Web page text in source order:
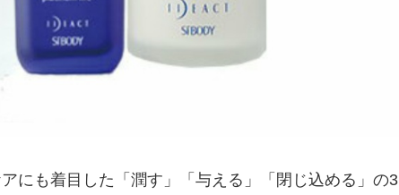
にも着目した「潤す」「与える」「閉じ込める」の3